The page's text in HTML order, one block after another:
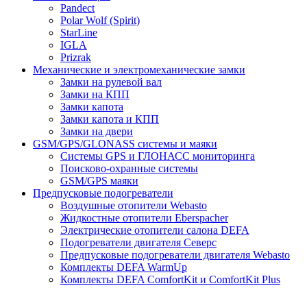
Pandect
Polar Wolf (Spirit)
StarLine
IGLA
Prizrak
Механические и электромеханические замки
Замки на рулевой вал
Замки на КПП
Замки капота
Замки капота и КПП
Замки на двери
GSM/GPS/GLONASS системы и маяки
Системы GPS и ГЛОНАСС мониторинга
Поисково-охранные системы
GSM/GPS маяки
Предпусковые подогреватели
Воздушные отопители Webasto
Жидкостные отопители Eberspacher
Электрические отопители салона DEFA
Подогреватели двигателя Северс
Предпусковые подогреватели двигателя Webasto
Комплекты DEFA WarmUp
Комплекты DEFA ComfortKit и ComfortKit Plus